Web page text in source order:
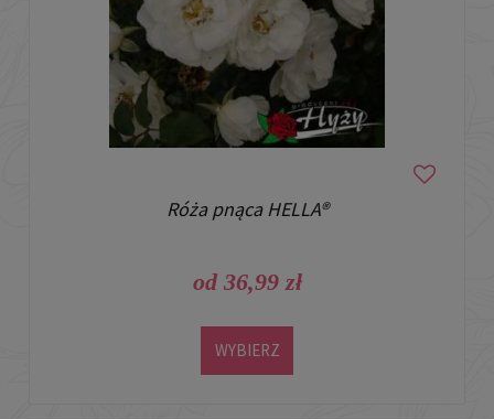
Róża pnąca HELLA®
od 36,99 zł
WYBIERZ